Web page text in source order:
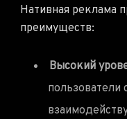
Нативная реклама
преимуществ:
Высокий
пользователи